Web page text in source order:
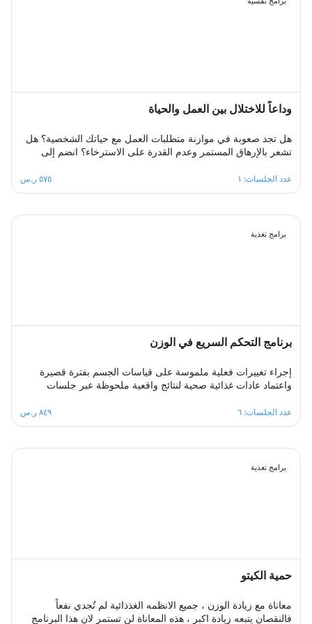
وداعاً للاختلال بين العمل والحياة
هل تجد صعوبة في موازنة متطلبات العمل مع حياتك الشخصية؟ هل
تشعر بالإرهاق المستمر وعدم القدرة على الاسترخاء؟ انضم إلى
من خلال مشاركة تجاربك مع الآخرين، تبادل الحلول، وتطبيق
استراتيجيات فعالة لتحقيق الانسجام بين العمل والحياة في بيئة
عدد الجلسات: ١ ٥٧٥ ر.س
برامج تغذية
برنامج التحكم السريع في الوزن
إجراء تغييرات فعلية ملموسة على قياسات الجسم بفترة قصيرة
واعتماد عادات غذائية صحية لنتائج واقعية ملحوظة عبر جلسات
غذائية جديدة ويتابع برامج حميات يكتسب منها مهارات التنظيم
الصحي للمتناول الغذائي اليومي بما يتناسب مع حاجات جسمه من
الوزن.
عدد الجلسات: ٦ ٨٤٩ ر.س
برامج تغذية
حمية الكيتو
معاناة مع زيادة الوزن ، جميع الانظمه الغذذائية لم تُجدي نفعاً
فالنقصان يتبعه زيادة اكبر ، هذه المعاناة لن تستمر لان هذا البرنامج